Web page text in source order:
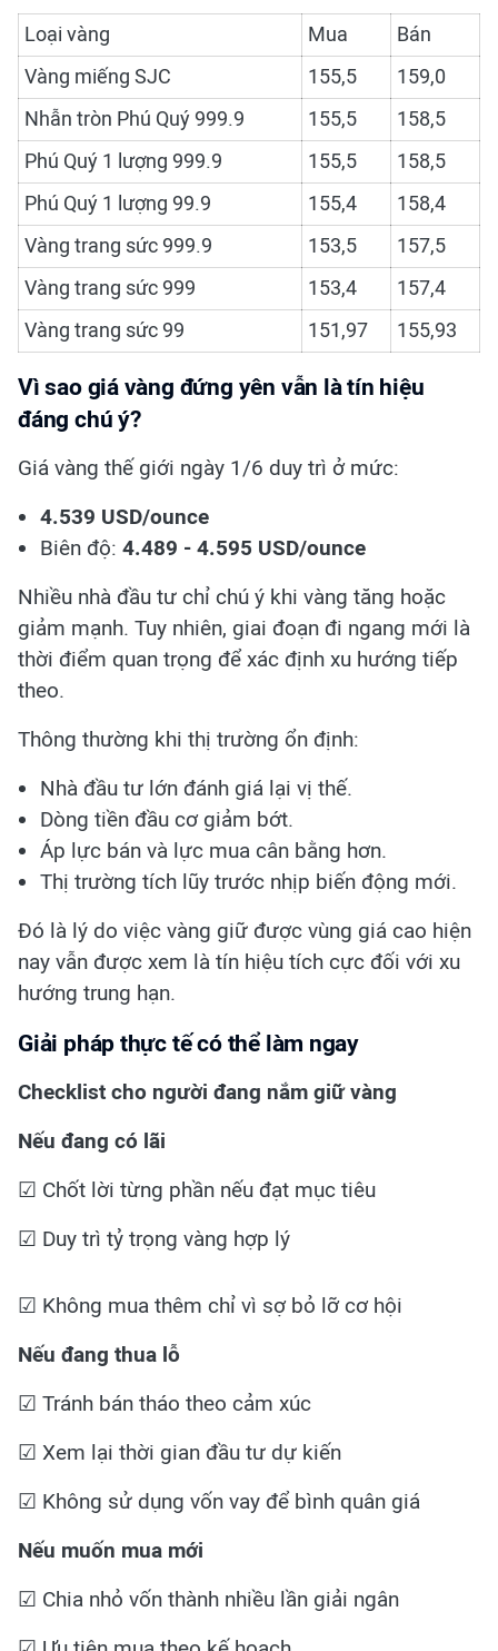
Loại vàng Mua
Bán
Vàng miếng SJC
155,5
159,0
Nhẫn tròn Phú Quý 999.9
155,5
158,5
Phú Quý 1 lượng 999.9
155,5
158,5
Phú Quý 1 lượng 99.9
155,4
158,4
Vàng trang sức 999.9
153,5
157,5
Vàng trang sức 999
153,4
157,4
Vàng trang sức 99
151,97 155,93
Vì sao giá vàng đứng yên vẫn là tín hiệu
đáng chú ý?
Giá vàng thế giới ngày 1/6 duy trì ở mức:
4.539 USD/ounce
Biên độ: 4.489 - 4.595 USD/ounce
Nhiều nhà đầu tư chỉ chú ý khi vàng tăng hoặc
giảm mạnh. Tuy nhiên, giai đoạn đi ngang mới là
thời điểm quan trọng để xác định xu hướng tiếp
theo.
Thông thường khi thị trường ổn định:
Nhà đầu tư lớn đánh giá lại vị thế.
Dòng tiền đầu cơ giảm bớt.
Áp lực bán và lực mua cân bằng hơn.
Thị trường tích lũy trước nhịp biến động mới.
Đó là lý do việc vàng giữ được vùng giá cao hiện
nay vẫn được xem là tín hiệu tích cực đối với xu
hướng trung hạn.
Giải pháp thực tế có thể làm ngay
Checklist cho người đang nắm giữ vàng
Nếu đang có lãi
☑ Chốt lời từng phần nếu đạt mục tiêu
☑ Duy trì tỷ trọng vàng hợp lý
☑ Không mua thêm chỉ vì sợ bỏ lỡ cơ hội
Nếu đang thua lỗ
☑ Tránh bán tháo theo cảm xúc
☑ Xem lại thời gian đầu tư dự kiến
☑ Không sử dụng vốn vay để bình quân giá
Nếu muốn mua mới
☑ Chia nhỏ vốn thành nhiều lần giải ngân